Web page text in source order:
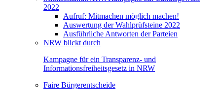
2022
Aufruf: Mitmachen möglich machen!
Auswertung der Wahlprüfsteine 2022
Ausführliche Antworten der Parteien
NRW blickt durch
Kampagne für ein Transparenz- und
Informationsfreiheitsgesetz in NRW
Faire Bürgerentscheide